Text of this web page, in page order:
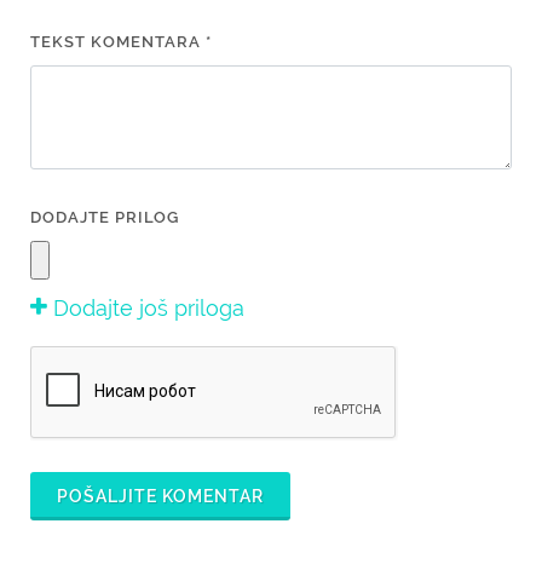
TEKST KOMENTARA *
DODAJTE PRILOG
Dodajte još priloga
POŠALJITE KOMENTAR